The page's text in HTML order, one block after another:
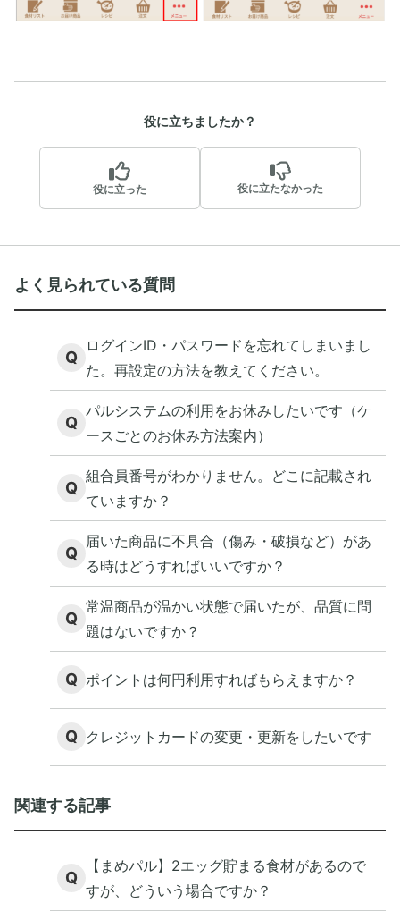
役に立ちましたか？
役に立った 役に立たなかった
よく見られている質問
Q
ログインID・パスワードを忘れてしまいまし
た。再設定の方法を教えてください。
Q
パルシステムの利用をお休みしたいです（ケ
ースごとのお休み方法案内）
Q
組合員番号がわかりません。どこに記載され
ていますか？
Q
届いた商品に不具合（傷み・破損など）があ
る時はどうすればいいですか？
Q
常温商品が温かい状態で届いたが、品質に問
題はないですか？
Q ポイントは何円利用すればもらえますか？
Q クレジットカードの変更・更新をしたいです
関連する記事
Q
【まめパル】2エッグ貯まる食材があるので
すが、どういう場合ですか？